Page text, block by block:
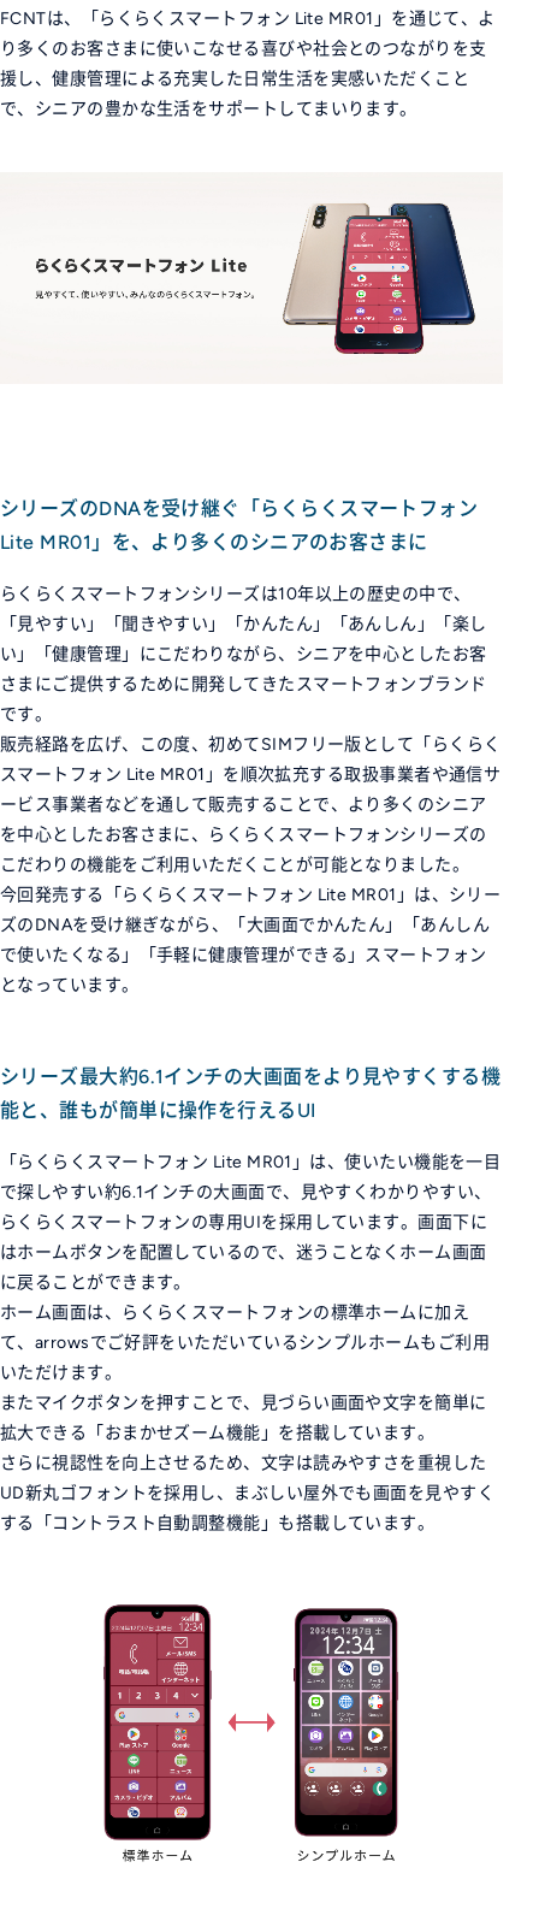
FCNTは、「らくらくスマートフォン Lite MR01」を通じて、よ
り多くのお客さまに使いこなせる喜びや社会とのつながりを支
援し、健康管理による充実した日常生活を実感いただくこと
で、シニアの豊かな生活をサポートしてまいります。
シリーズのDNAを受け継ぐ「らくらくスマートフォン
Lite MR01」を、より多くのシニアのお客さまに
らくらくスマートフォンシリーズは10年以上の歴史の中で、
「見やすい」「聞きやすい」「かんたん」「あんしん」「楽し
い」「健康管理」にこだわりながら、シニアを中心としたお客
さまにご提供するために開発してきたスマートフォンブランド
です。
販売経路を広げ、この度、初めてSIMフリー版として「らくらく
スマートフォン Lite MR01」を順次拡充する取扱事業者や通信サ
ービス事業者などを通して販売することで、より多くのシニア
を中心としたお客さまに、らくらくスマートフォンシリーズの
こだわりの機能をご利用いただくことが可能となりました。
今回発売する「らくらくスマートフォン Lite MR01」は、シリー
ズのDNAを受け継ぎながら、「大画面でかんたん」「あんしん
で使いたくなる」「手軽に健康管理ができる」スマートフォン
となっています。
シリーズ最大約6.1インチの大画面をより見やすくする機
能と、誰もが簡単に操作を行えるUI
「らくらくスマートフォン Lite MR01」は、使いたい機能を一目
で探しやすい約6.1インチの大画面で、見やすくわかりやすい、
らくらくスマートフォンの専用UIを採用しています。画面下に
はホームボタンを配置しているので、迷うことなくホーム画面
に戻ることができます。
ホーム画面は、らくらくスマートフォンの標準ホームに加え
て、arrowsでご好評をいただいているシンプルホームもご利用
いただけます。
またマイクボタンを押すことで、見づらい画面や文字を簡単に
拡大できる「おまかせズーム機能」を搭載しています。
さらに視認性を向上させるため、文字は読みやすさを重視した
UD新丸ゴフォントを採用し、まぶしい屋外でも画面を見やすく
する「コントラスト自動調整機能」も搭載しています。